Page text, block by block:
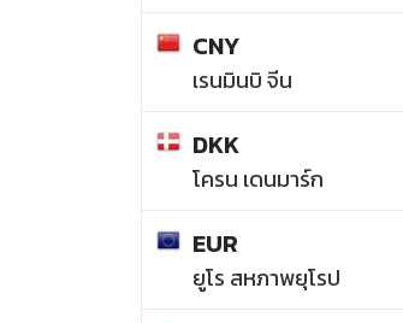
CNY
เรนมินบิ จีน
DKK
โครน เดนมาร์ก
EUR
ยูโร สหภาพยุโรป